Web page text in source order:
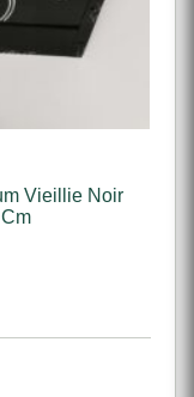
Vieillie Noir